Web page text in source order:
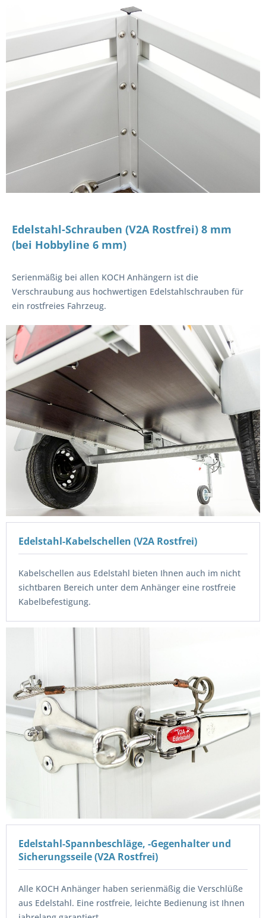
Edelstahl-Schrauben (V2A Rostfrei) 8 mm
(bei Hobbyline 6 mm)
Serienmäßig bei allen KOCH Anhängern ist die
Verschraubung aus hochwertigen Edelstahlschrauben für
ein rostfreies Fahrzeug.
Edelstahl-Kabelschellen (V2A Rostfrei)
Kabelschellen aus Edelstahl bieten Ihnen auch im nicht
sichtbaren Bereich unter dem Anhänger eine rostfreie
Kabelbefestigung.
Edelstahl-Spannbeschläge, -Gegenhalter und
Sicherungsseile (V2A Rostfrei)
Alle KOCH Anhänger haben serienmäßig die Verschlüße
aus Edelstahl. Eine rostfreie, leichte Bedienung ist Ihnen